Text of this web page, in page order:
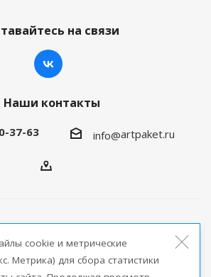
на связи
Наши контакты
37-63 info@artpaket.ru
продукции
cookie и метрические
Метрика) для сбора статистики